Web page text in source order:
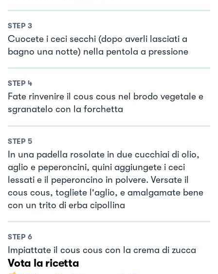
STEP 3
Cuocete i ceci secchi (dopo averli lasciati a
bagno una notte) nella pentola a pressione
STEP 4
Fate rinvenire il cous cous nel brodo vegetale e
sgranatelo con la forchetta
STEP 5
In una padella rosolate in due cucchiai di olio,
aglio e peperoncini, quini aggiungete i ceci
lessati e il peperoncino in polvere. Versate il
cous cous, togliete l'aglio, e amalgamate bene
con un trito di erba cipollina
STEP 6
Impiattate il cous cous con la crema di zucca
Vota la ricetta